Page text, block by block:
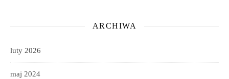
ARCHIWA
luty 2026
maj 2024